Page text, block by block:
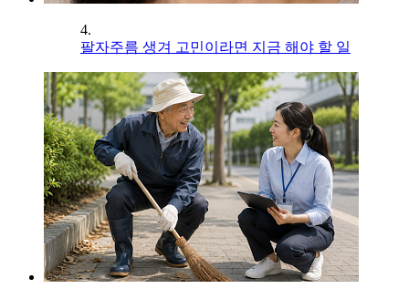
4.
팔자주름 생겨 고민이라면 지금 해야 할 일